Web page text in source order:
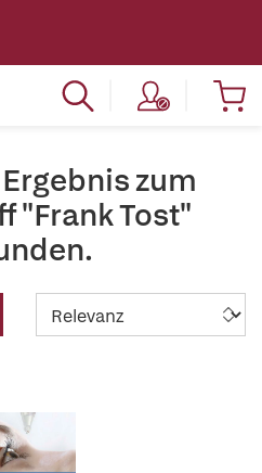
zum
"Frank Tost"